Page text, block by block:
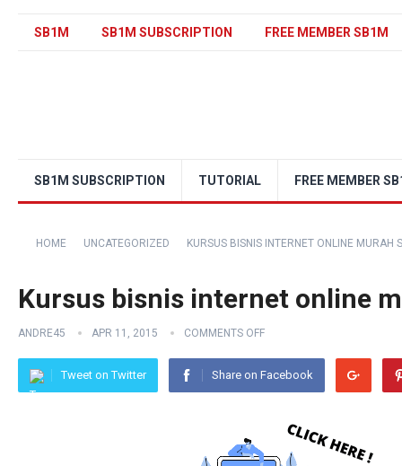
SB1M SB1M SUBSCRIPTION FREE MEMBER SB1M
SB1M SUBSCRIPTION TUTORIAL FREE MEMBER
HOME UNCATEGORIZED KURSUS BISNIS INTERNET ONLINE MURAH
Kursus bisnis internet online
ANDRE45 APR 11, 2015 COMMENTS OFF
Tweet on Twitter Share on Facebook